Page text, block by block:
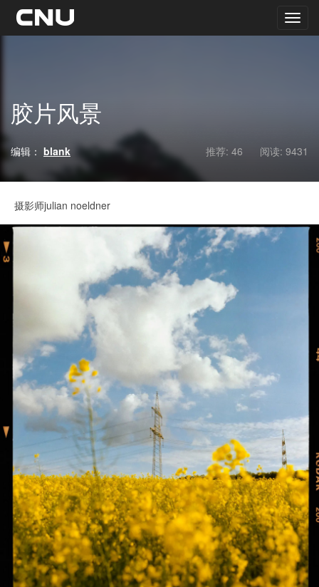
胶片风景
编辑： blank 推荐: 46 阅读: 9431
摄影师julian noeldner